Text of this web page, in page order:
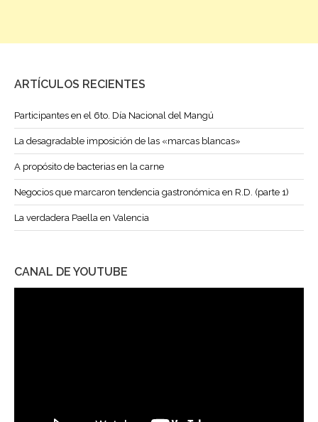
ARTÍCULOS RECIENTES
Participantes en el 6to. Día Nacional del Mangú
La desagradable imposición de las «marcas blancas»
A propósito de bacterias en la carne
Negocios que marcaron tendencia gastronómica en R.D. (parte 1)
La verdadera Paella en Valencia
CANAL DE YOUTUBE